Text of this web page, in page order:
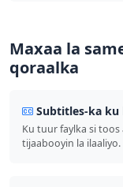
Maxaa la
qoraalka
Subtitles-ka ku
Ku tuur faylka si
tijaabooyin la ilaaliyo.